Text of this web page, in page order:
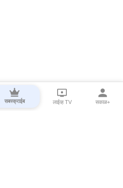
सबस्क्राईब लाईव्ह TV सकाळ+